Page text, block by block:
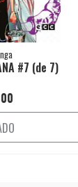
#7 (de 7)